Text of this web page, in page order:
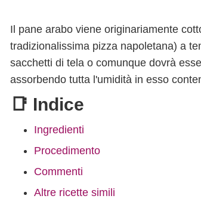
Il pane arabo viene originariamente
tradizionalissima pizza napoletana) a
sacchetti di tela o comunque dovrà
assorbendo tutta l'umidità in esso
📑 Indice
Ingredienti
Procedimento
Commenti
Altre ricette simili